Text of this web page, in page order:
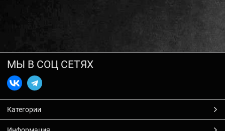
МЫ В СОЦ СЕТЯХ
Категории